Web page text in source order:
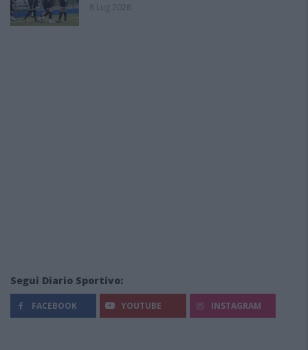
8 Lug 2026
Segui Diario Sportivo:
FACEBOOK YOUTUBE INSTAGRAM